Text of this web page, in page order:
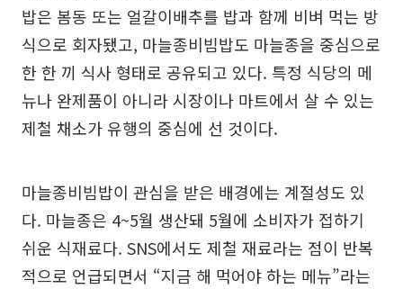
밥은 봄동 또는 얼갈이배추를 밥과 함께 비벼 먹는 방
식으로 회자됐고, 마늘종비빔밥도 마늘종을 중심으로
한 한 끼 식사 형태로 공유되고 있다. 특정 식당의 메
뉴나 완제품이 아니라 시장이나 마트에서 살 수 있는
제철 채소가 유행의 중심에 선 것이다.
마늘종비빔밥이 관심을 받은 배경에는 계절성도 있
다. 마늘종은 4~5월 생산돼 5월에 소비자가 접하기
쉬운 식재료다. SNS에서도 제철 재료라는 점이 반복
적으로 언급되면서 “지금 해 먹어야 하는 메뉴”라는